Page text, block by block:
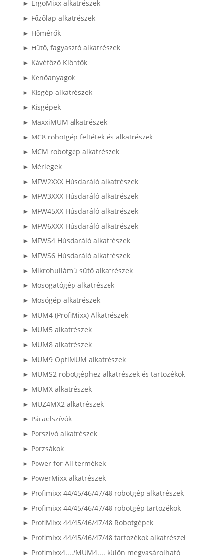
► ErgoMixx alkatrészek
► Főzőlap alkatrészek
► Hőmérők
► Hűtő, fagyasztó alkatrészek
► Kávéfőző Kiöntők
► Kenőanyagok
► Kisgép alkatrészek
► Kisgépek
► MaxxiMUM alkatrészek
► MC8 robotgép feltétek és alkatrészek
► MCM robotgép alkatrészek
► Mérlegek
► MFW2XXX Húsdaráló alkatrészek
► MFW3XXX Húsdaráló alkatrészek
► MFW45XX Húsdaráló alkatrészek
► MFW6XXX Húsdaráló alkatrészek
► MFWS4 Húsdaráló alkatrészek
► MFWS6 Húsdaráló alkatrészek
► Mikrohullámú sütő alkatrészek
► Mosogatógép alkatrészek
► Mosógép alkatrészek
► MUM4 (ProfiMixx) Alkatrészek
► MUM5 alkatrészek
► MUM8 alkatrészek
► MUM9 OptiMUM alkatrészek
► MUMS2 robotgéphez alkatrészek és tartozékok
► MUMX alkatrészek
► MUZ4MX2 alkatrészek
► Páraelszívók
► Porszívó alkatrészek
► Porzsákok
► Power for All termékek
► PowerMixx alkatrészek
► Profimixx 44/45/46/47/48 robotgép alkatrészek
► Profimixx 44/45/46/47/48 robotgép tartozékok
► ProfiMixx 44/45/46/47/48 Robotgépek
► Profimixx 44/45/46/47/48 tartozékok alkatrészei
► Profimixx4..../MUM4.... külön megvásárolható